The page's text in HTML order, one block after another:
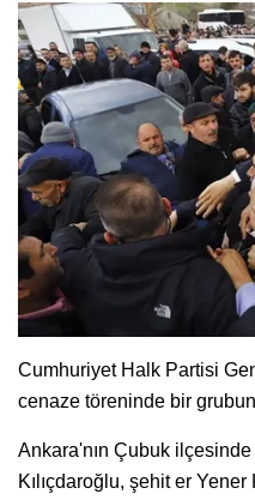
Cumhuriyet Halk Partisi
cenaze töreninde bir grubun
Ankara'nın Çubuk
Kılıçdaroğlu, şehit er Yener